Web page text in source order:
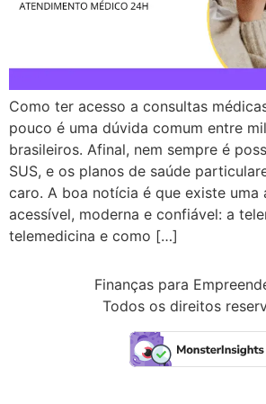
Como ter acesso a consultas
pouco é uma dúvida comum entre
brasileiros. Afinal, nem sempre é
SUS, e os planos de saúde
caro. A boa notícia é que existe uma
acessível, moderna e confiável: a
telemedicina e como […]
Finanças para
Todos os direitos